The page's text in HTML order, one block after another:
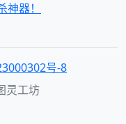
器！
号-8
灵工坊